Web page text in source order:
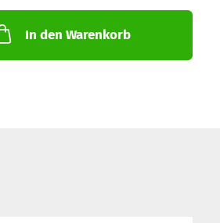
In den Warenkorb